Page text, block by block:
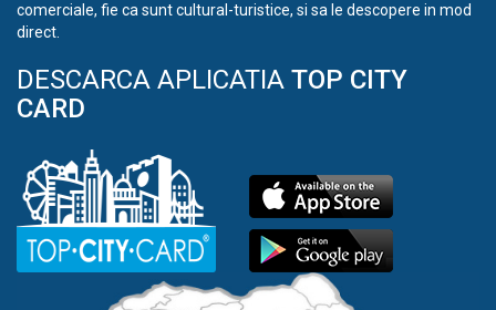
comerciale, fie ca sunt cultural-turistice, si sa le descopere in mod
direct.
DESCARCA APLICATIA TOP CITY
CARD